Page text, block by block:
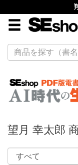
望月 幸太郎